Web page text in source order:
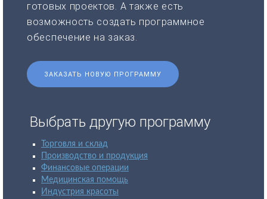
готовых проектов. А также есть
возможность создать программное
обеспечение на заказ.
ЗАКАЗАТЬ НОВУЮ ПРОГРАММУ
Выбрать другую программу
Торговля и склад
Производство и продукция
Финансовые операции
Медицинская помощь
Индустрия красоты